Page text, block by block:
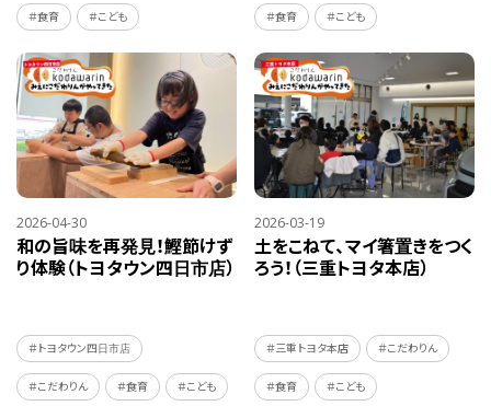
＃食育 ＃こども ＃食育 ＃こども
2026-04-30
和の旨味を再発見！鰹節けず
り体験（トヨタウン四日市店）
＃トヨタウン四日市店
＃こだわりん ＃食育 ＃こども
2026-03-19
土をこねて、マイ箸置きをつく
ろう！（三重トヨタ本店）
＃三重トヨタ本店 ＃こだわりん
＃食育 ＃こども